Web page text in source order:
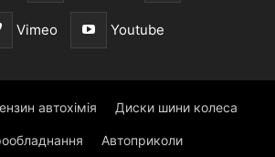
Vimeo Youtube
автохімія Диски шини колеса
Автоприколи